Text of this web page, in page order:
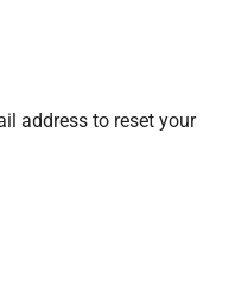
address to reset your